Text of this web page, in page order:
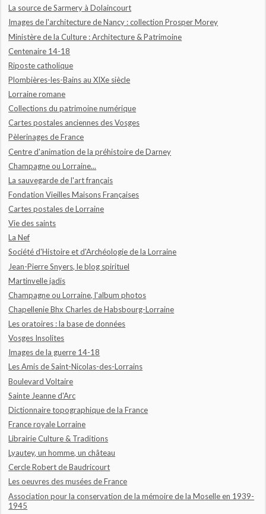
La source de Sarmery à Dolaincourt
Images de l'architecture de Nancy : collection Prosper Morey
Ministère de la Culture : Architecture & Patrimoine
Centenaire 14-18
Riposte catholique
Plombières-les-Bains au XIXe siècle
Lorraine romane
Collections du patrimoine numérique
Cartes postales anciennes des Vosges
Pèlerinages de France
Centre d'animation de la préhistoire de Darney
Champagne ou Lorraine...
La sauvegarde de l'art français
Fondation Vieilles Maisons Françaises
Cartes postales de Lorraine
Vie des saints
La Nef
Société d'Histoire et d'Archéologie de la Lorraine
Jean-Pierre Snyers, le blog spirituel
Martinvelle jadis
Champagne ou Lorraine, l'album photos
Chapellenie Bhx Charles de Habsbourg-Lorraine
Les oratoires : la base de données
Vosges Insolites
Images de la guerre 14-18
Les Amis de Saint-Nicolas-des-Lorrains
Boulevard Voltaire
Sainte Jeanne d'Arc
Dictionnaire topographique de la France
France royale Lorraine
Librairie Culture & Traditions
Lyautey, un homme, un château
Cercle Robert de Baudricourt
Les oeuvres des musées de France
Association pour la conservation de la mémoire de la Moselle en 1939-
1945